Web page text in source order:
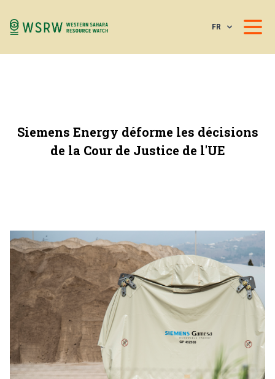
FR
Siemens Energy déforme les décisions
de la Cour de Justice de l'UE